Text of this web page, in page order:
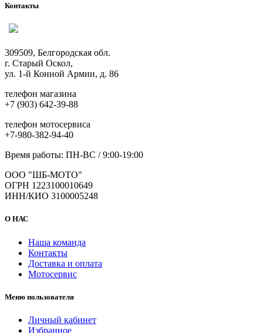
Контакты
309509, Белгородская обл.
г. Старый Оскол,
ул. 1-й Конной Армии, д. 86
телефон магазина
+7 (903) 642-39-88
телефон мотосервиса
+7-980-382-94-40
Время работы: ПН-ВС / 9:00-19:00
ООО "ШБ-МОТО"
ОГРН 1223100010649
ИНН/КИО 3100005248
О НАС
Наша команда
Контакты
Доставка и оплата
Мотосервис
Меню пользователя
Личный кабинет
Избранное